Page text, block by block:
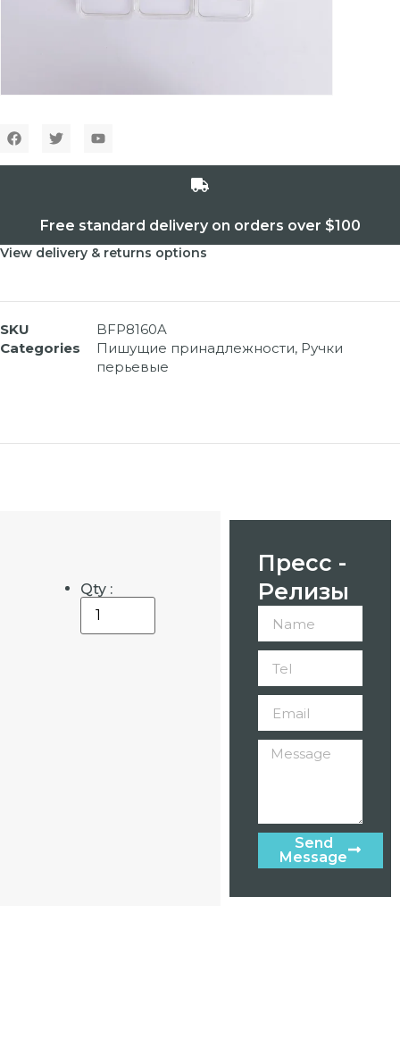
Free standard delivery on orders over $100
View delivery & returns options
SKU
BFP8160A
Categories
Пишущие принадлежности, Ручки
перьевые
Qty :
Пресс -
Релизы
Send
Message